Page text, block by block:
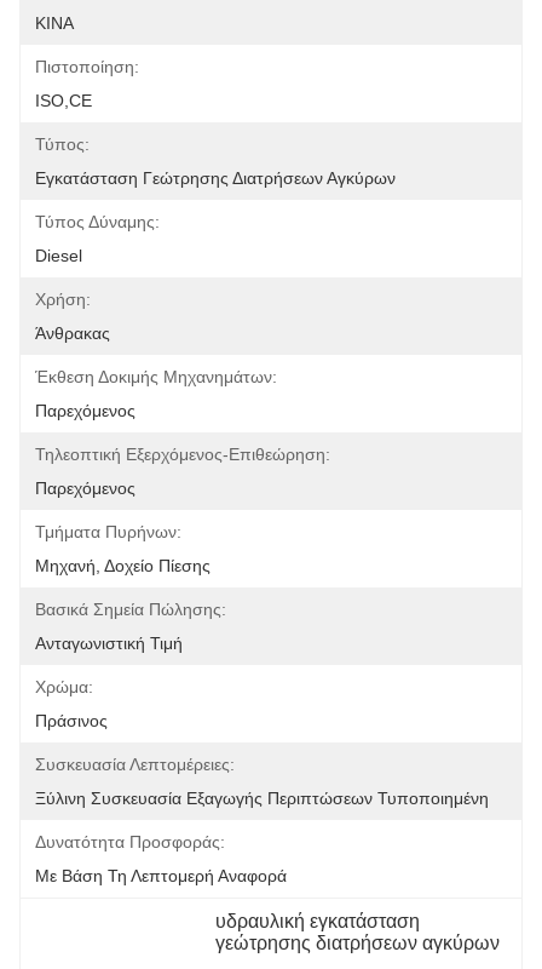
ΚΙΝΑ
Πιστοποίηση:
ISO,CE
Τύπος:
Εγκατάσταση Γεώτρησης Διατρήσεων Αγκύρων
Τύπος Δύναμης:
Diesel
Χρήση:
Άνθρακας
Έκθεση Δοκιμής Μηχανημάτων:
Παρεχόμενος
Τηλεοπτική Εξερχόμενος-Επιθεώρηση:
Παρεχόμενος
Τμήματα Πυρήνων:
Μηχανή, Δοχείο Πίεσης
Βασικά Σημεία Πώλησης:
Ανταγωνιστική Τιμή
Χρώμα:
Πράσινος
Συσκευασία Λεπτομέρειες:
Ξύλινη Συσκευασία Εξαγωγής Περιπτώσεων Τυποποιημένη
Δυνατότητα Προσφοράς:
Με Βάση Τη Λεπτομερή Αναφορά
υδραυλική εγκατάσταση
γεώτρησης διατρήσεων αγκύρων